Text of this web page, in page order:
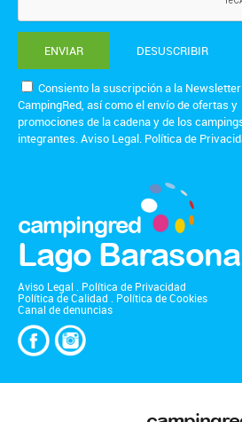
ENVIAR DESUSCRIBIR
Consiento la suscripción a la
CampingRed, así como el envío de ofertas y
promociones de la cadena y de los
integrantes.Aviso Legal. Política de
campingred
Lago Barasona
Aviso Legal
Política de Privacidad
Política de Calidad
Política de Cookies
Canal de denuncias